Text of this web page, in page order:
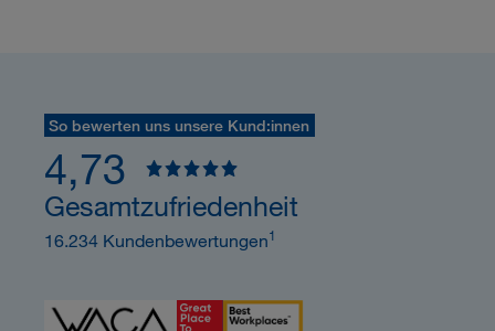
So bewerten uns unsere Kund:innen
4,73
Gesamtzufriedenheit
16.234 Kundenbewertungen1